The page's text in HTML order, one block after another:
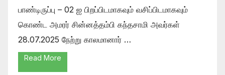
பாண்டிருப்பு – 02 ஐ பிறப்பிடமாகவும் வசிப்பிடமாகவும்
கொண்ட அமரர் சின்னத்தம்பி கந்தசாமி அவர்கள்
28.07.2025 நேற்று காலமானார் …
Read More